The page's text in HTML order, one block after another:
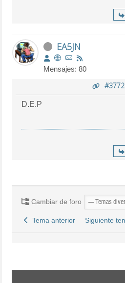
EA5JN
Mensajes: 80
D.E.P
Cambiar de foro
Tema anterior Siguiente